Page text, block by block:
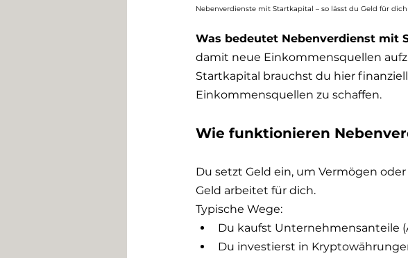
Nebenverdienste mit Startkapital – so lässt du Geld für
Was bedeutet Nebenverdienst mit
damit neue Einkommensquellen
Startkapital brauchst du hier
Einkommensquellen zu schaffen.
Wie funktionieren
Du setzt Geld ein, um Vermögen
Geld arbeitet für dich.
Typische Wege:
Du kaufst Unternehmensanteile
Du investierst in